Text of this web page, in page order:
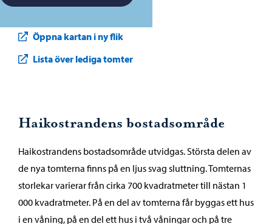
Öppna kartan i ny flik
Lista över lediga tomter
Haikostrandens bostadsområde
Haikostrandens bostadsområde utvidgas. Största delen av
de nya tomterna finns på en ljus svag sluttning. Tomternas
storlekar varierar från cirka 700 kvadratmeter till nästan 1
000 kvadratmeter. På en del av tomterna får byggas ett hus
i en våning, på en del ett hus i två våningar och på tre